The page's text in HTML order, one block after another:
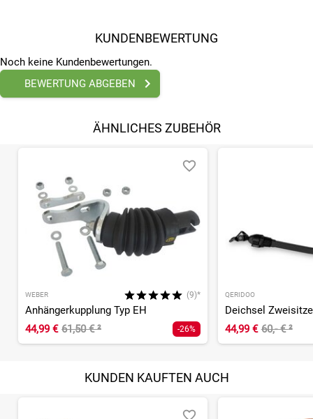
KUNDENBEWERTUNG
Noch keine Kundenbewertungen.
BEWERTUNG ABGEBEN
ÄHNLICHES ZUBEHÖR
WEBER (9)*
Anhängerkupplung Typ EH
44,99 € 61,50 €² -26%
QERIDOO
Deichsel
44,99 € 60,- €²
KUNDEN KAUFTEN AUCH